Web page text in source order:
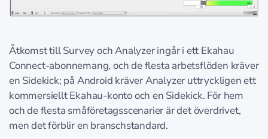
Åtkomst till Survey och Analyzer ingår i ett Ekahau
Connect-abonnemang, och de flesta arbetsflöden kräver
en Sidekick; på Android kräver Analyzer uttryckligen ett
kommersiellt Ekahau-konto och en Sidekick. För hem
och de flesta småföretagsscenarier är det överdrivet,
men det förblir en branschstandard.